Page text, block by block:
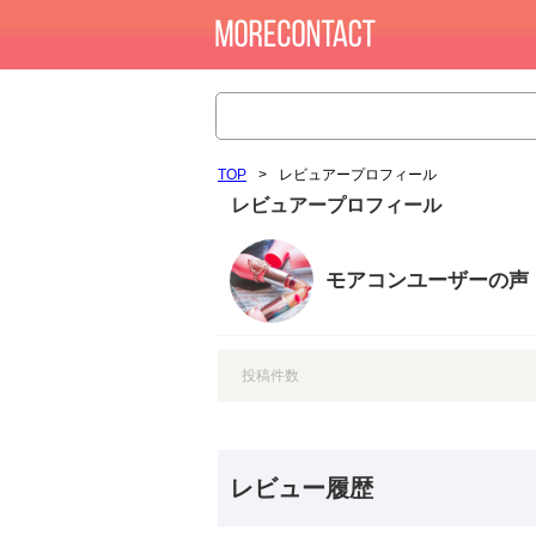
TOP > レビュアープロフィール
レビュアープロフィール
モアコンユーザーの声
投稿件数
レビュー履歴